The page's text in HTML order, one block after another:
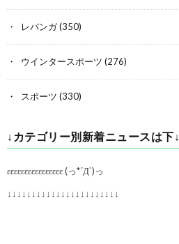
レバンガ(350)
ウインタースポーツ (276)
スポーツ (330)
↓カテゴリー別新着ニュースは下↓
εεεεεεεεεεεεεεεε (っ*´Д`)っ
↓↓↓↓↓↓↓↓↓↓↓↓↓↓↓↓↓↓↓↓↓↓↓